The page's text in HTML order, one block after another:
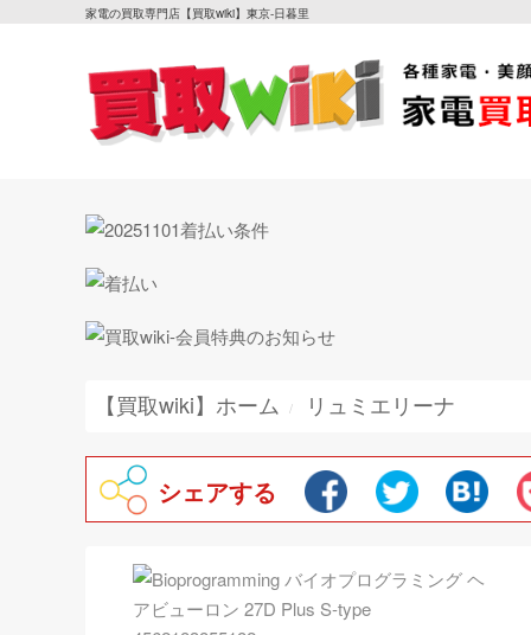
家電の買取専門店【買取wiki】東京-日暮里
【買取wiki】ホーム リュミエリーナ
シェアする